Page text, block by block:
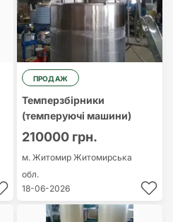
ПРОДАЖ
Темперзбірники
(темперуючі машини)
210000 грн.
м. Житомир Житомирська
обл.
18-06-2026